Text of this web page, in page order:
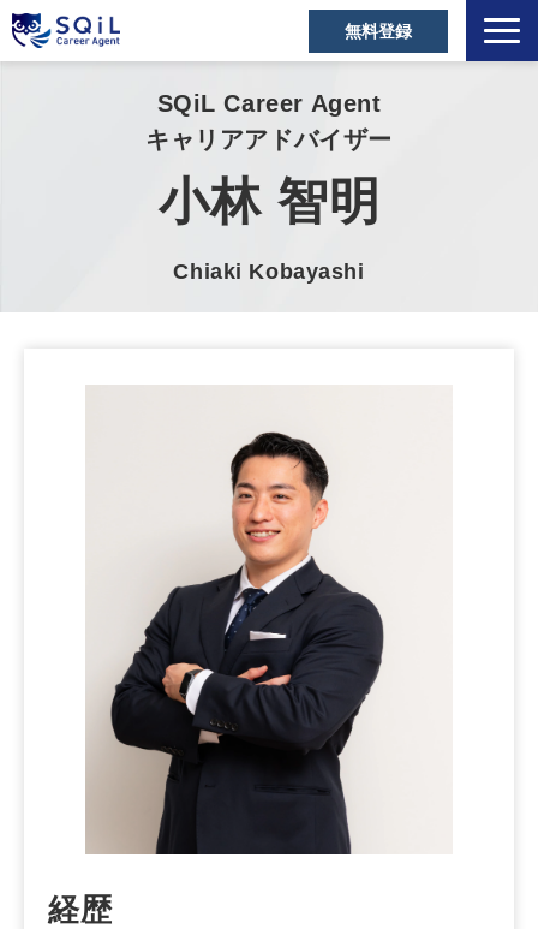
無料登録
キャリアアドバイザー
ご利用者の声
よくあるご質問
SQiL Career Agent
キャリアアドバイザー
小林 智明
Chiaki Kobayashi
経歴